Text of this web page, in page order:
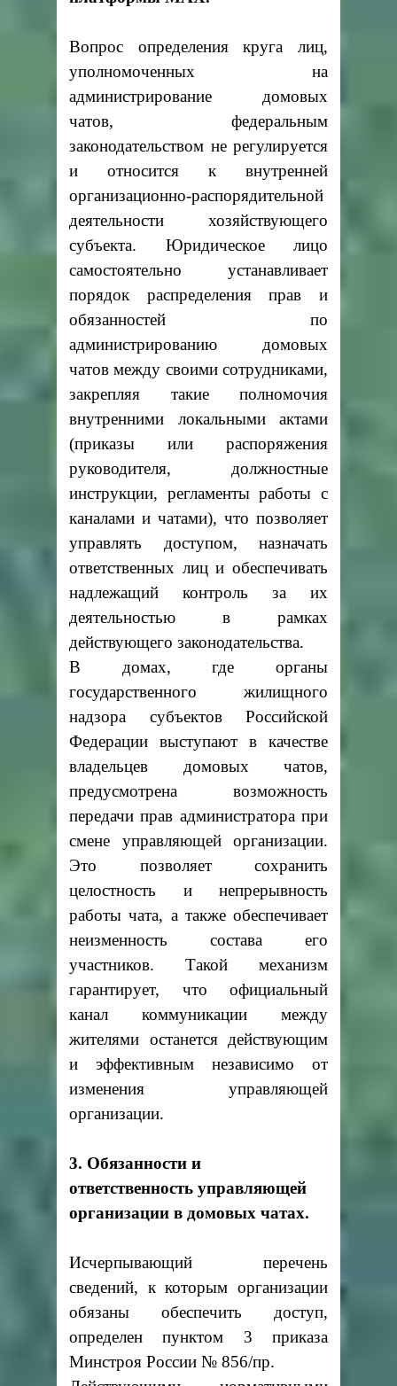
Вопрос определения круга лиц,
уполномоченных на
администрирование домовых
чатов, федеральным
законодательством не регулируется
и относится к внутренней
организационно-распорядительной
деятельности хозяйствующего
субъекта. Юридическое лицо
самостоятельно устанавливает
порядок распределения прав и
обязанностей по
администрированию домовых
чатов между своими сотрудниками,
закрепляя такие полномочия
внутренними локальными актами
(приказы или распоряжения
руководителя, должностные
инструкции, регламенты работы с
каналами и чатами), что позволяет
управлять доступом, назначать
ответственных лиц и обеспечивать
надлежащий контроль за их
деятельностью в рамках
действующего законодательства.
В домах, где органы
государственного жилищного
надзора субъектов Российской
Федерации выступают в качестве
владельцев домовых чатов,
предусмотрена возможность
передачи прав администратора при
смене управляющей организации.
Это позволяет сохранить
целостность и непрерывность
работы чата, а также обеспечивает
неизменность состава его
участников. Такой механизм
гарантирует, что официальный
канал коммуникации между
жителями останется действующим
и эффективным независимо от
изменения управляющей
организации.
3. Обязанности и
ответственность управляющей
организации в домовых чатах.
Исчерпывающий перечень
сведений, к которым организации
обязаны обеспечить доступ,
определен пунктом 3 приказа
Минстроя России № 856/пр.